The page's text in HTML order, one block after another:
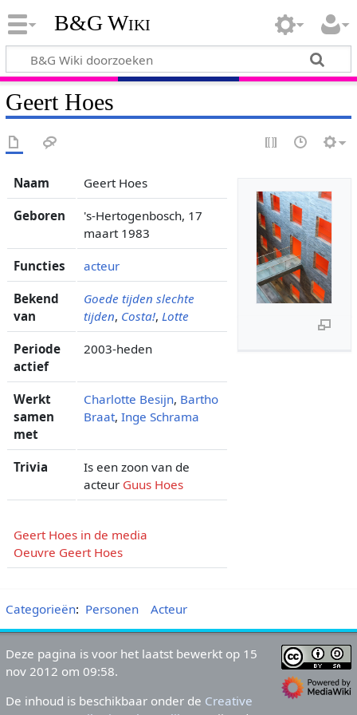
B&G Wiki
Geert Hoes
Naam Geert Hoes
Geboren
's-Hertogenbosch, 17
maart 1983
Functies acteur
Bekend
van
Goede tijden slechte
tijden, Costa!, Lotte
Periode
actief
2003-heden
Werkt
samen
met
Charlotte Besijn, Bartho
Braat, Inge Schrama
Trivia
Is een zoon van de
acteur Guus Hoes
Geert Hoes in de media
Oeuvre Geert Hoes
Categorieën: Personen Acteur
Deze pagina is voor het laatst bewerkt op 15
nov 2012 om 09:58.
De inhoud is beschikbaar onder de Creative